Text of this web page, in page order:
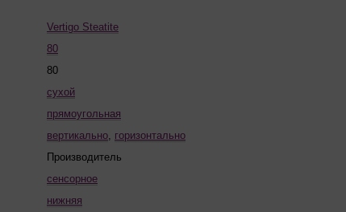
Vertigo Steatite
80
80
сухой
прямоугольная
вертикально, горизонтально
Производитель
сенсорное
нижняя